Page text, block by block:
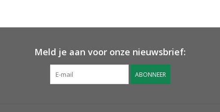
Meld je aan voor onze nieuwsbrief:
ABONNEER